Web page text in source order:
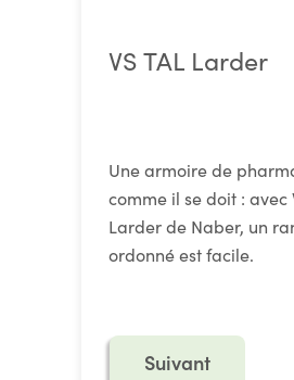
VS TAL Larder
Une armoire de
comme il se doit : avec
Larder de Naber, un
ordonné est facile.
Suivant